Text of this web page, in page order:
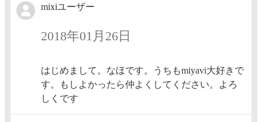
mixiユーザー
2018年01月26日
はじめまして。なほです。うちもmiyavi大好きで
す。もしよかったら仲よくしてください。よろ
しくです